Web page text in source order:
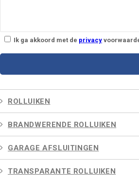
Ik ga akkoord met de privacy
ROLLUIKEN
BRANDWERENDE ROLLUIKEN
GARAGE AFSLUITINGEN
TRANSPARANTE ROLLUIKEN